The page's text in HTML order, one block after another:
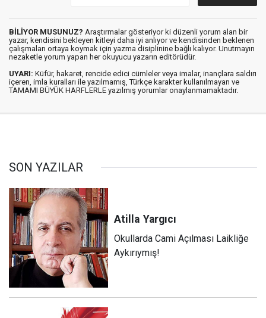
BİLİYOR MUSUNUZ? Araştırmalar gösteriyor ki düzenli yorum alan bir
yazar, kendisini bekleyen kitleyi daha iyi anlıyor ve kendisinden beklenen
çalışmaları ortaya koymak için yazma disiplinine bağlı kalıyor. Unutmayın
nezaketle yorum yapan her okuyucu yazarın editörüdür.
UYARI: Küfür, hakaret, rencide edici cümleler veya imalar, inançlara saldırı
içeren, imla kuralları ile yazılmamış, Türkçe karakter kullanılmayan ve
TAMAMI BÜYÜK HARFLERLE yazılmış yorumlar onaylanmamaktadır.
SON YAZILAR
Atilla Yargıcı
Okullarda Cami Açılması Laikliğe
Aykırıymış!